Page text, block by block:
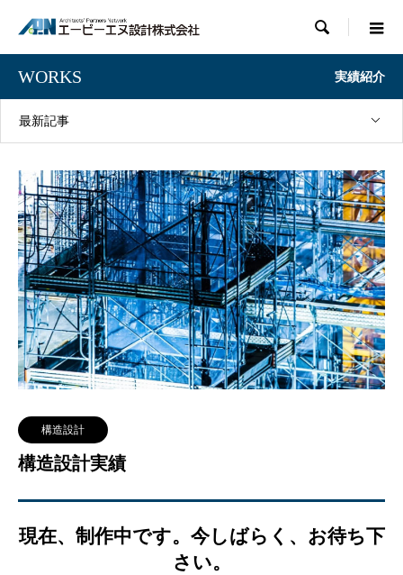

WORKS 実績紹介
最新記事
構造設計
構造設計実績
現在、制作中です。今しばらく、お待ち下
さい。